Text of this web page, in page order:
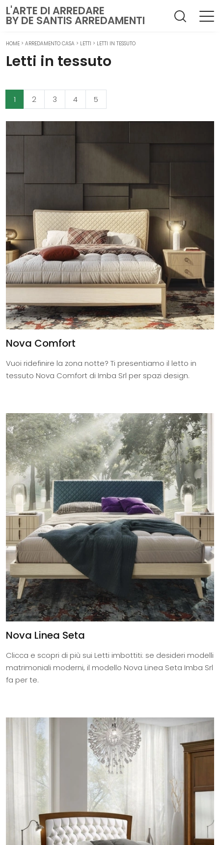
L'ARTE DI ARREDARE
BY DE SANTIS ARREDAMENTI
HOME > ARREDAMENTO CASA > LETTI > LETTI IN TESSUTO
Letti in tessuto
1 2 3 4 5
Nova Comfort
Vuoi ridefinire la zona notte? Ti presentiamo il letto in
tessuto Nova Comfort di Imba Srl per spazi design.
Nova Linea Seta
Clicca e scopri di più sui Letti imbottiti: se desideri modelli
matrimoniali moderni, il modello Nova Linea Seta Imba Srl
fa per te.